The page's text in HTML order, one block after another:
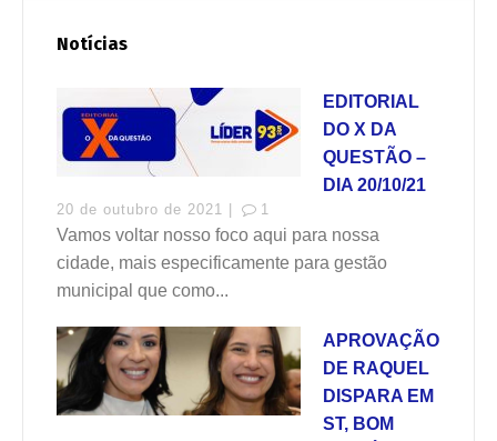
Notícias
EDITORIAL
DO X DA
QUESTÃO –
DIA 20/10/21
20 de outubro de 2021 | 1
Vamos voltar nosso foco aqui para nossa
cidade, mais especificamente para gestão
municipal que como...
APROVAÇÃO
DE RAQUEL
DISPARA EM
ST, BOM